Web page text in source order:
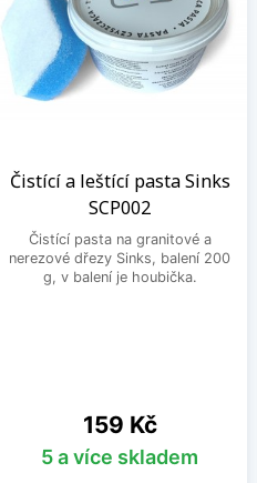
Čistící a leštící pasta Sinks
SCP002
Čistící pasta na granitové a
nerezové dřezy Sinks, balení 200
g, v balení je houbička.
Cena
159 Kč
5 a více skladem